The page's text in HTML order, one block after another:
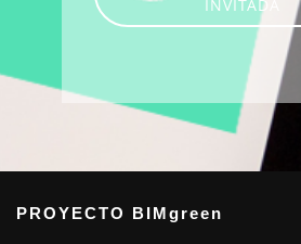
INVITADA
PROYECTO BIMgreen